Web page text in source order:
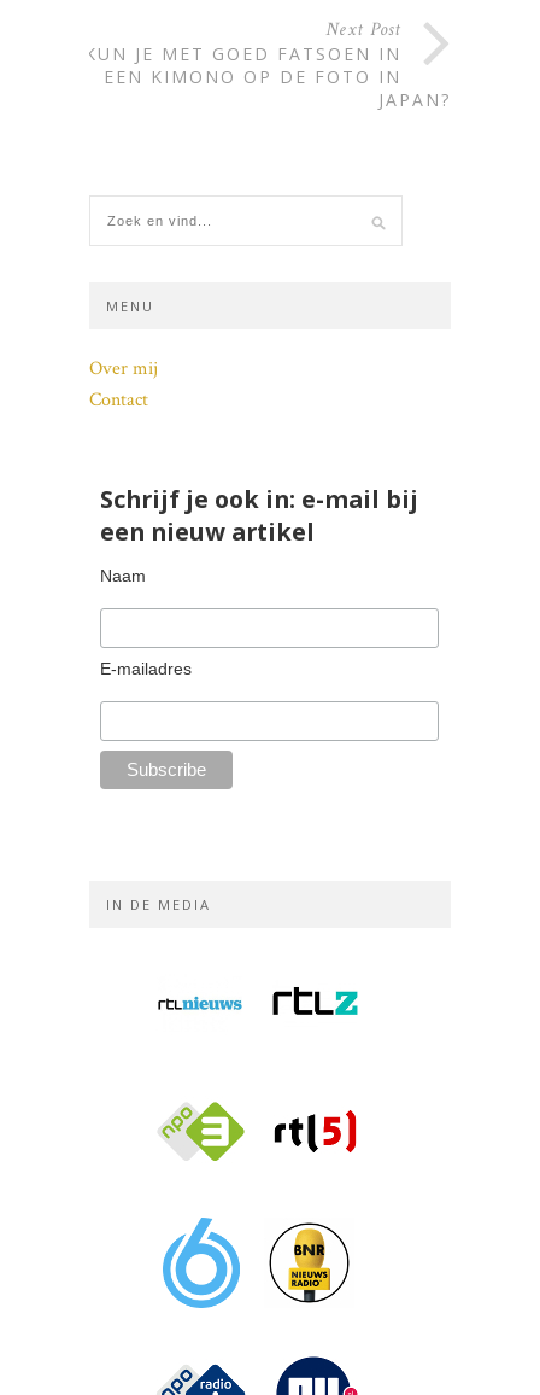
Next Post
KUN JE MET GOED FATSOEN IN
EEN KIMONO OP DE FOTO IN
JAPAN?
MENU
Over mij
Contact
Schrijf je ook in: e-mail bij
een nieuw artikel
Naam
E-mailadres
IN DE MEDIA